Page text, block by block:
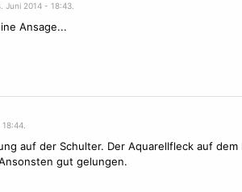
2014 - 18:43.
Ansage...
auf der Schulter. Der Aquarellfleck auf dem
gut gelungen.